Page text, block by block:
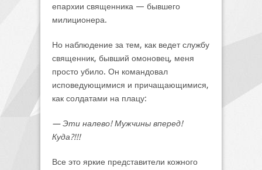
епархии священника — бывшего
милиционера.
Но наблюдение за тем, как ведет службу
священник, бывший омоновец, меня
просто убило. Он командовал
исповедующимися и причащающимися,
как солдатами на плацу:
— Эти налево! Мужчины вперед!
Куда?!!!
Все это яркие представители кожного